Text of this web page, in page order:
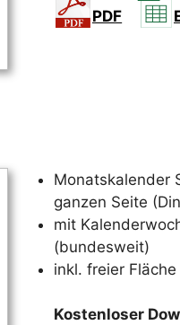
PDF
Monatskalender
ganzen Seite
mit
(bundesweit)
inkl. freier
Kostenloser